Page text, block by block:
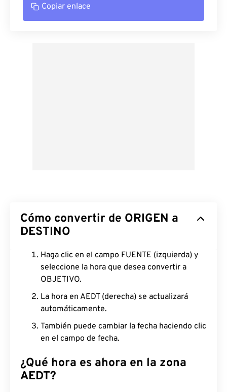
Copiar enlace
Cómo convertir de ORIGEN a
DESTINO
Haga clic en el campo FUENTE (izquierda) y
seleccione la hora que desea convertir a
OBJETIVO.
La hora en AEDT (derecha) se actualizará
automáticamente.
También puede cambiar la fecha haciendo clic
en el campo de fecha.
¿Qué hora es ahora en la zona
AEDT?